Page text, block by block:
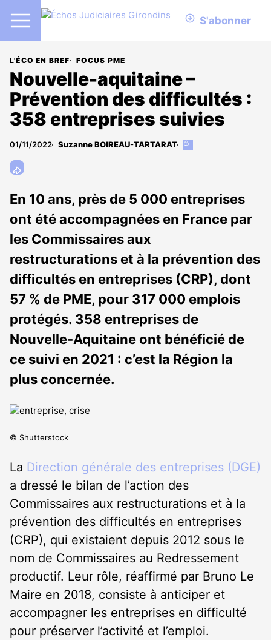
S'abonner
L'ÉCO EN BREF FOCUS PME
Nouvelle-aquitaine –
Prévention des difficultés :
358 entreprises suivies
01/11/2022 Suzanne BOIREAU-TARTARAT
Cet
abonnés
En 10 ans, près de 5 000 entreprises
ont été accompagnées en France par
les Commissaires aux
restructurations et à la prévention des
difficultés en entreprises (CRP), dont
57 % de PME, pour 317 000 emplois
protégés. 358 entreprises de
Nouvelle-Aquitaine ont bénéficié de
ce suivi en 2021 : c’est la Région la
plus concernée.
© Shutterstock
La Direction générale des entreprises (DGE)
a dressé le bilan de l’action des
Commissaires aux restructurations et à la
prévention des difficultés en entreprises
(CRP), qui existaient depuis 2012 sous le
nom de Commissaires au Redressement
productif. Leur rôle, réaffirmé par Bruno Le
Maire en 2018, consiste à anticiper et
accompagner les entreprises en difficulté
pour préserver l’activité et l’emploi.